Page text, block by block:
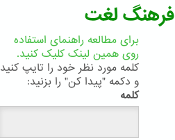
فرهنگ لغت
برای مطالعه راهنمای استفاده
روی همین لینک کلیک کنید.
کلمه مورد نظر خود را تایپ کنید
و دکمه "پیدا کن" را بزنید:
کلمه